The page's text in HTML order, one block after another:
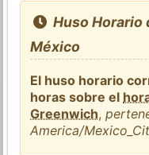
Huso Horario
México
El huso horario
horas sobre el
Greenwich,
America/